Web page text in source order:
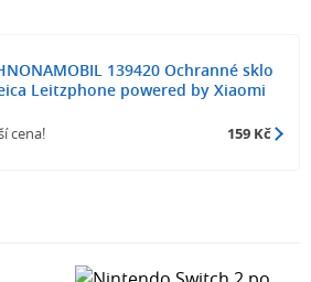
139420 Ochranné sklo
Leitzphone powered by Xiaomi
cena! 159 Kč